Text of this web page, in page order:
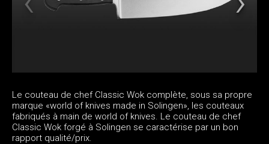
Le couteau de chef Classic Wok complète, sous sa propre
marque «world of knives made in Solingen», les couteaux
fabriqués à main de world of knives. Le couteau de chef
Classic Wok forgé à Solingen se caractérise par un bon
rapport qualité/prix.